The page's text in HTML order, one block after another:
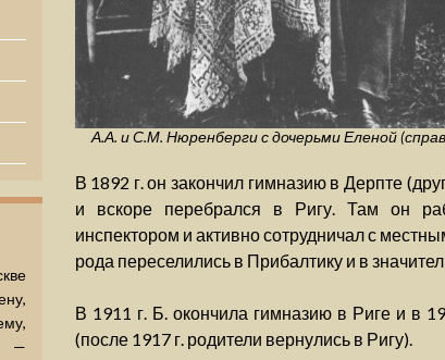
—
А.А. и С.М. Нюренберги с дочерьми Еленой
В 1892 г. он закончил гимназию в Дерпте
и вскоре перебрался в Ригу. Там он
инспектором и активно сотрудничал с
рода переселились в Прибалтику и в
В 1911 г. Б. окончила гимназию в Риге и в
(после 1917 г. родители вернулись в Ригу).